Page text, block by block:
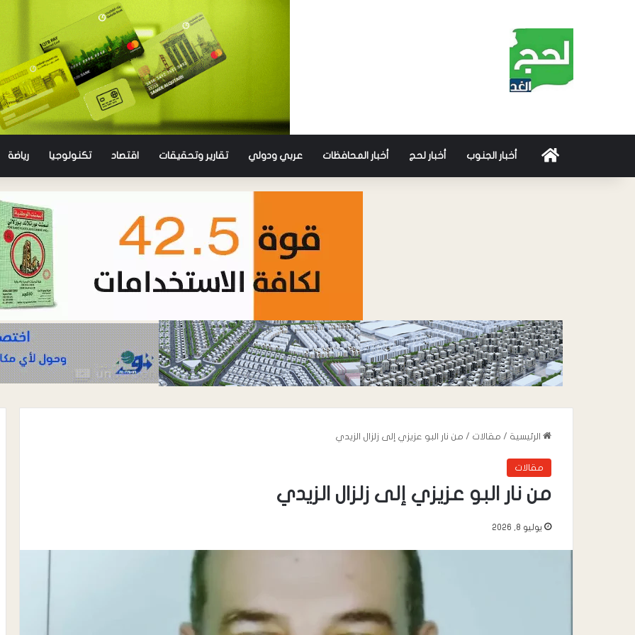
أخبار الجنوب أخبار لحج أخبار المحافظات عربي ودولي تقارير وتحقيقات اقتصاد تكنولوجيا رياضة
الرئيسية / مقالات / من نار البو عزيزي إلى زلزال الزيدي
مقالات
من نار البو عزيزي إلى زلزال الزيدي
يوليو 8, 2026
والاستقرار في مدينة إنماء
الشيخ المطرفي رئيس الجامع القبلي
تبن .. نشيد بجهود المحافظ لتعزيز
والاستقرار